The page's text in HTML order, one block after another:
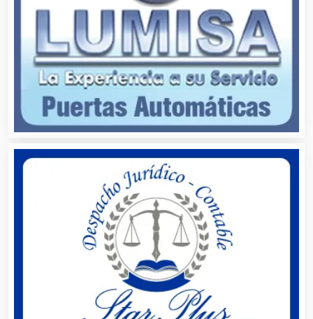
Audios para Eventos
Autobuses
Automatización
Automóviles Nuevos y Usados
Autopartes Eléctricas
Avaluos